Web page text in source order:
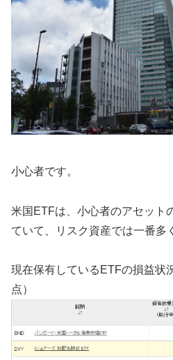
小心者です。
米国ETFは、小心者のアセット
ていて、リスク資産では一番多
現在保有しているETFの損益状
点）